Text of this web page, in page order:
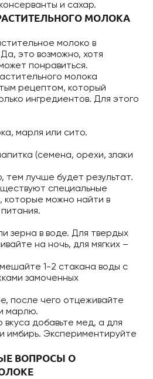
и сахар.
МОЛОКА
молоко в
это возможно, хотя
понравиться.
молока
рецептом, который
ингредиентов. Для этого
марля или сито.
(семена, орехи, злаки
лучше будет результат.
специальные
можно найти в
зерна в воде. Для твердых
на ночь, для мягких –
1-2 стакана воды с
замоченных
после чего отцеживайте
марлю.
вкуса добавьте мед, а для
имбирь. Экспериментируйте
ВОПРОСЫ О